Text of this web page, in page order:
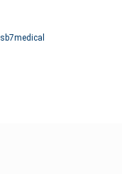
sb7medical